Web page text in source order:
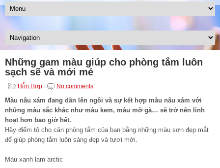
Những gam màu giúp cho phòng tắm luôn
sạch sẽ và mới mẻ
Hỗn Hợp No comments
Màu nâu xám đang dần lên ngôi và sự kết hợp màu nâu xám với
những màu sắc khác như màu kem, màu mỡ gà… sẽ trở nên linh
hoạt hơn bao giờ hết.
Hãy điểm tô cho căn phòng tắm của bạn bằng những màu sơn đẹp mắt
để giúp phòng tắm luôn sáng đẹp và tươi mới.
Màu xanh lam arctic